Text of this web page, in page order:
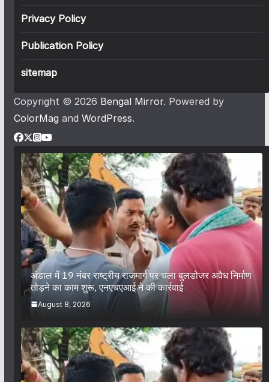
Privacy Policy
Publication Policy
sitemap
Copyright © 2026 Bengal Mirror. Powered by
ColorMag and WordPress.
अंडाल में 19 नंबर राष्ट्रीय राजमार्ग पर चला बुलडोजर अवैध निर्माण
तोड़ने का काम शुरू, एनएचएआई ने की कार्रवाई
August 8, 2026